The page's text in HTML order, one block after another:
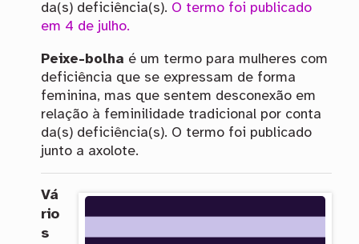
da(s) deficiência(s). O termo foi publicado
em 4 de julho.
Peixe-bolha é um termo para mulheres com
deficiência que se expressam de forma
feminina, mas que sentem desconexão em
relação à feminilidade tradicional por conta
da(s) deficiência(s). O termo foi publicado
junto a axolote.
Vá
rio
s